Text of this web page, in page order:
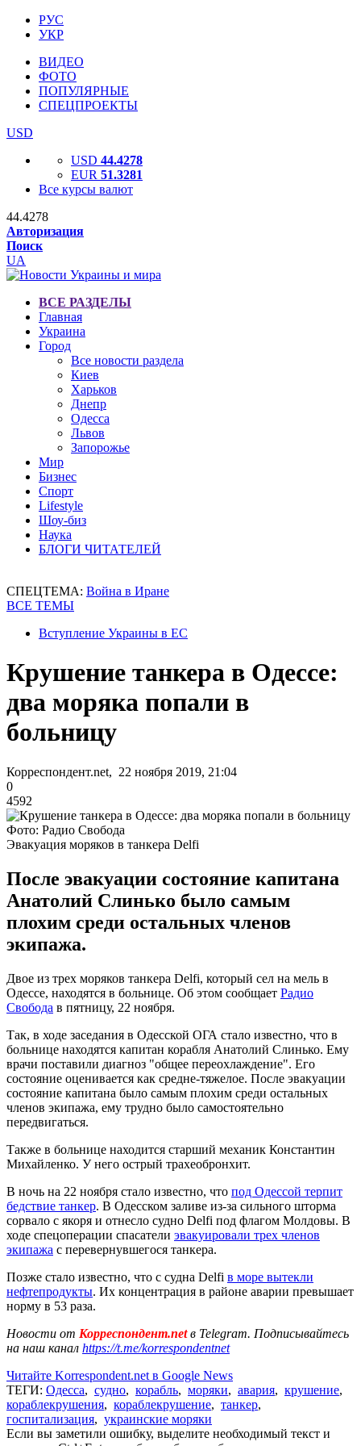
РУС
УКР
ВИДЕО
ФОТО
ПОПУЛЯРНЫЕ
СПЕЦПРОЕКТЫ
USD
USD 44.4278
EUR 51.3281
Все курсы валют
44.4278
Авторизация
Поиск
UA
ВСЕ РАЗДЕЛЫ
Главная
Украина
Город
Все новости раздела
Киев
Харьков
Днепр
Одесса
Львов
Запорожье
Мир
Бизнес
Спорт
Lifestyle
Шоу-биз
Наука
БЛОГИ ЧИТАТЕЛЕЙ
СПЕЦТЕМА: Война в Иране
ВСЕ ТЕМЫ
Вступление Украины в ЕС
Крушение танкера в Одессе:
два моряка попали в
больницу
Корреспондент.net, 22 ноября 2019, 21:04
0
4592
Фото: Радио Свобода
Эвакуация моряков в танкера Delfi
После эвакуации состояние капитана
Анатолий Слинько было самым
плохим среди остальных членов
экипажа.
Двое из трех моряков танкера Delfi, который сел на мель в
Одессе, находятся в больнице. Об этом сообщает Радио
Свобода в пятницу, 22 ноября.
Так, в ходе заседания в Одесской ОГА стало известно, что в
больнице находятся капитан корабля Анатолий Слинько. Ему
врачи поставили диагноз "общее переохлаждение". Его
состояние оценивается как средне-тяжелое. После эвакуации
состояние капитана было самым плохим среди остальных
членов экипажа, ему трудно было самостоятельно
передвигаться.
Также в больнице находится старший механик Константин
Михайленко. У него острый трахеобронхит.
В ночь на 22 ноября стало известно, что под Одессой терпит
бедствие танкер. В Одесском заливе из-за сильного шторма
сорвало с якоря и отнесло судно Delfi под флагом Молдовы. В
ходе спецоперации спасатели эвакуировали трех членов
экипажа с перевернувшегося танкера.
Позже стало известно, что с судна Delfi в море вытекли
нефтепродукты. Их концентрация в районе аварии превышает
норму в 53 раза.
Новости от Корреспондент.netв Telegram. Подписывайтесь
на наш канал https://t.me/korrespondentnet
Читайте Korrespondent.net в Google News
ТЕГИ: Одесса, судно, корабль, моряки, авария, крушение,
кораблекрушения, кораблекрушение, танкер,
госпитализация, украинские моряки
Если вы заметили ошибку, выделите необходимый текст и